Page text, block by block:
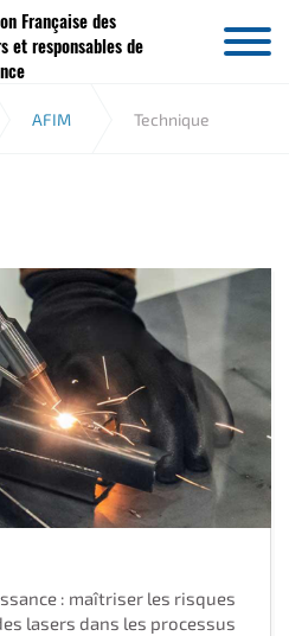
contenu
Française des
et responsables de
AFIM Technique
: maîtriser les risques
lasers dans les processus